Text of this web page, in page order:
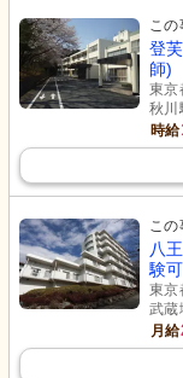
この
登
師)
東京
秋川
時給
この
八
験
東京
武蔵
月給